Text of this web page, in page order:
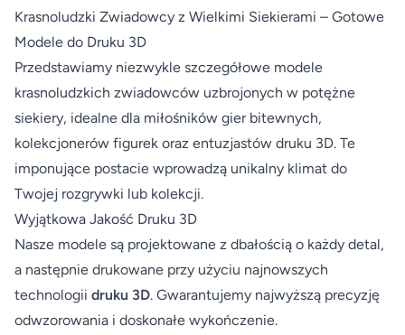
Krasnoludzki Zwiadowcy z Wielkimi Siekierami – Gotowe
Modele do Druku 3D
Przedstawiamy niezwykle szczegółowe modele
krasnoludzkich zwiadowców uzbrojonych w potężne
siekiery, idealne dla miłośników gier bitewnych,
kolekcjonerów figurek oraz entuzjastów druku 3D. Te
imponujące postacie wprowadzą unikalny klimat do
Twojej rozgrywki lub kolekcji.
Wyjątkowa Jakość Druku 3D
Nasze modele są projektowane z dbałością o każdy detal,
a następnie drukowane przy użyciu najnowszych
technologii druku 3D. Gwarantujemy najwyższą precyzję
odwzorowania i doskonałe wykończenie.